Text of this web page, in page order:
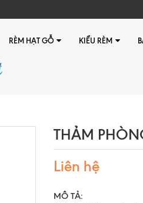
RÈM HẠT GỖ KIỂU RÈM
THẢM
Liên hệ
MÔ TẢ: